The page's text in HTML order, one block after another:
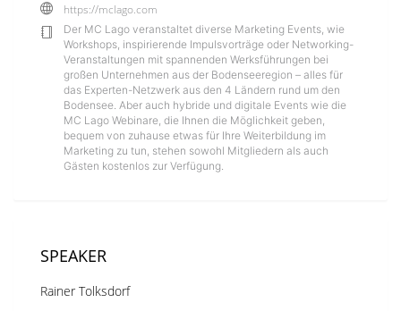
https://mclago.com
Der MC Lago veranstaltet diverse Marketing Events, wie
Workshops, inspirierende Impulsvorträge oder Networking-
Veranstaltungen mit spannenden Werksführungen bei
großen Unternehmen aus der Bodenseeregion – alles für
das Experten-Netzwerk aus den 4 Ländern rund um den
Bodensee. Aber auch hybride und digitale Events wie die
MC Lago Webinare, die Ihnen die Möglichkeit geben,
bequem von zuhause etwas für Ihre Weiterbildung im
Marketing zu tun, stehen sowohl Mitgliedern als auch
Gästen kostenlos zur Verfügung.
SPEAKER
Rainer Tolksdorf